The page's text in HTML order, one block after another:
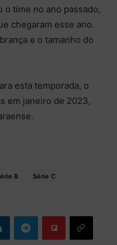
time no ano passado,
chegaram esse ano.
e o tamanho do
esta temporada, o
em janeiro de 2023,
B Série C